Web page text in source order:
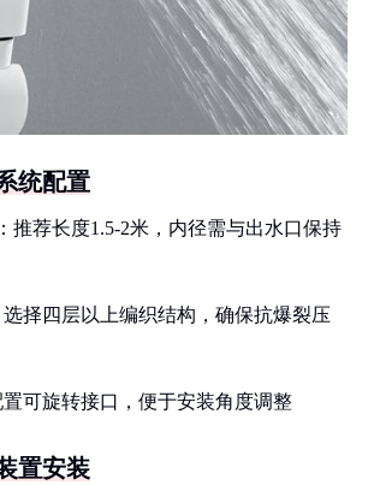
统配置
推荐长度1.5-2米，内径需与出水口保持
择四层以上编织结构，确保抗爆裂压
可旋转接口，便于安装角度调整
置安装